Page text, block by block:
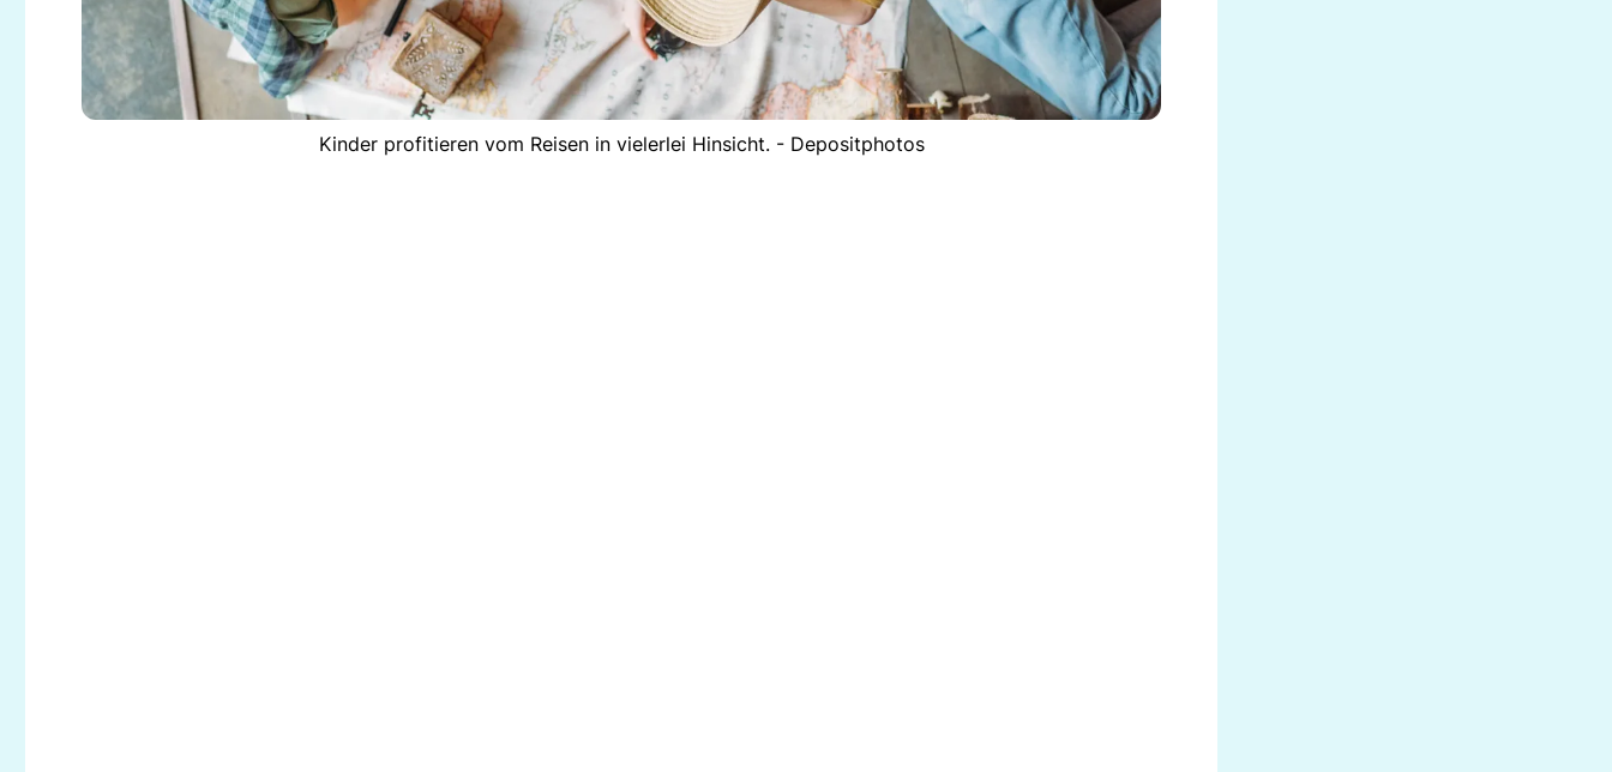
Kinder profitieren vom Reisen in vielerlei Hinsicht. - Depositphotos